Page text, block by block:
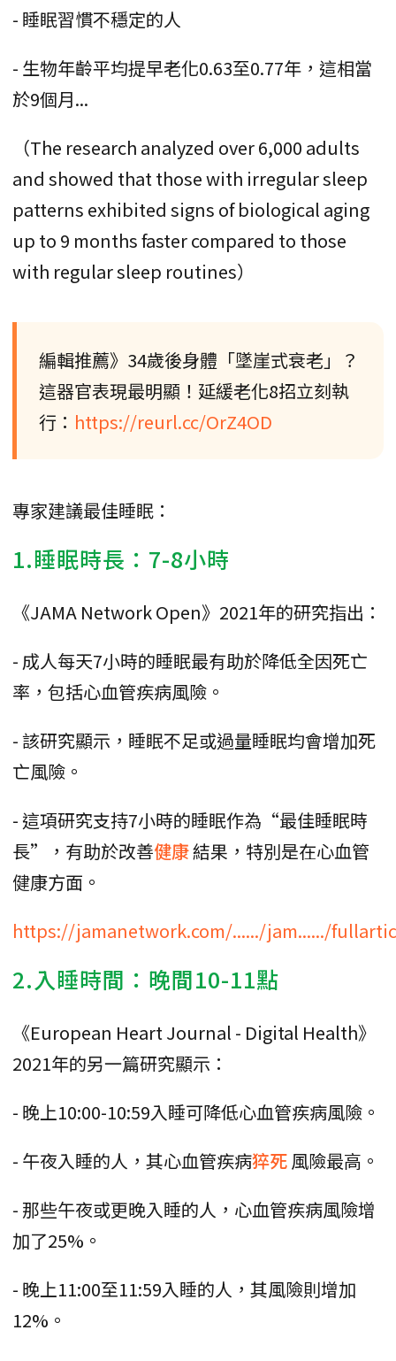
- 睡眠習慣不穩定的人
- 生物年齡平均提早老化0.63至0.77年，這相當
於9個月...
（The research analyzed over 6,000 adults
and showed that those with irregular sleep
patterns exhibited signs of biological aging
up to 9 months faster compared to those
with regular sleep routines）
編輯推薦》34歲後身體「墜崖式衰老」？
這器官表現最明顯！延緩老化8招立刻執
行： https://reurl.cc/OrZ4OD
專家建議最佳睡眠：
1.睡眠時長：7-8小時
《JAMA Network Open》2021年的研究指出：
- 成人每天7小時的睡眠最有助於降低全因死亡
率，包括心血管疾病風險。
- 該研究顯示，睡眠不足或過量睡眠均會增加死
亡風險。
- 這項研究支持7小時的睡眠作為“最佳睡眠時
長”，有助於改善健康結果，特別是在心血管
健康方面。
https://jamanetwork.com/....../jam....../
2.入睡時間：晚間10-11點
《European Heart Journal - Digital Health》
2021年的另一篇研究顯示：
- 晚上10:00-10:59入睡可降低心血管疾病風險。
- 午夜入睡的人，其心血管疾病猝死風險最高。
- 那些午夜或更晚入睡的人，心血管疾病風險增
加了25%。
- 晚上11:00至11:59入睡的人，其風險則增加
12%。